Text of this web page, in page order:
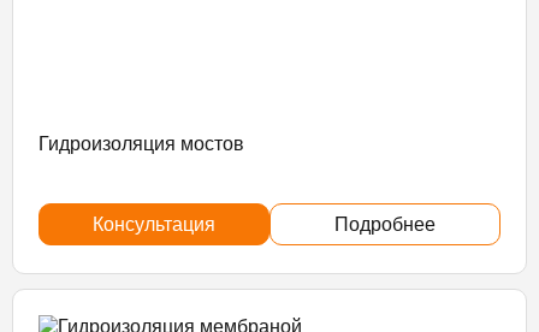
Гидроизоляция мостов
Консультация Подробнее